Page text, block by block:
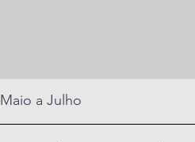
Maio a Julho